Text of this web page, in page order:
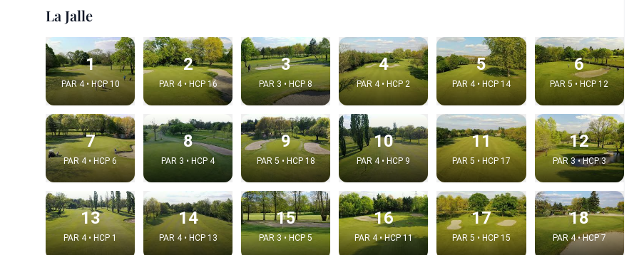
La Jalle
1
PAR 4 • HCP 10
2
PAR 4 • HCP 16
3
PAR 3 • HCP 8
4
PAR 4 • HCP 2
5
PAR 4 • HCP 14
6
PAR 5 • HCP 12
7
PAR 4 • HCP 6
8
PAR 3 • HCP 4
9
PAR 5 • HCP 18
10
PAR 4 • HCP 9
11
PAR 5 • HCP 17
12
PAR 3 • HCP 3
13
PAR 4 • HCP 1
14
PAR 4 • HCP 13
15
PAR 3 • HCP 5
16
PAR 4 • HCP 11
17
PAR 5 • HCP 15
18
PAR 4 • HCP 7
Integrate video
Video choice: